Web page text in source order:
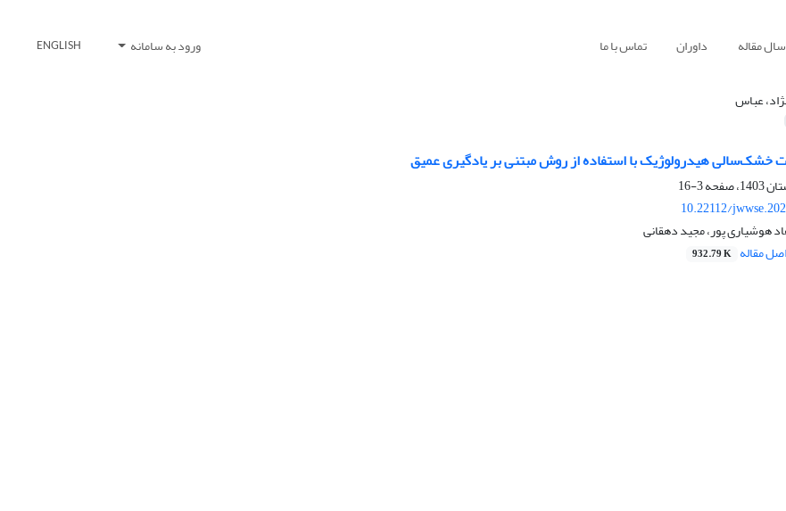
مقاله داوران تماس با ما ورود به سامانه ENGLISH
عباس
خشک‌سالی هیدرولوژیک با استفاده از روش مبتنی بر یادگیری عمیق
3-16
10.22112/
هوشیاری پور، مجید دهقانی
اصل مقاله 932.79 K